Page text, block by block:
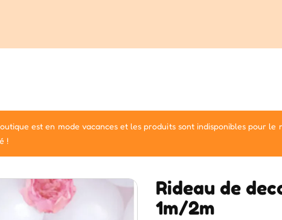
est en mode vacances et les produits sont indisponibles pour
!
Rideau de
1m/2m